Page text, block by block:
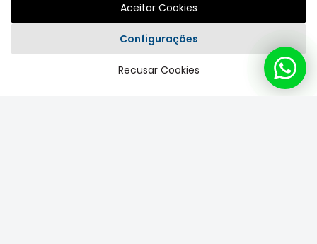
Plataforma
Aceitar Cookies
Configurações
Recusar Cookies